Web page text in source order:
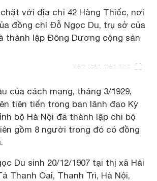
với địa chỉ 42 Hàng Thiếc, nơi
đồng chí Đỗ Ngọc Du, trụ sở của
thành lập Đông Dương cộng sản
Xem toàn màn hình
của cách mạng, tháng 3/1929,
tiên tiến trong ban lãnh đạo Kỳ
bộ Hà Nội đã thành lập chi bộ
gồm 8 người trong đó có đồng
Du sinh 20/12/1907 tại thị xã Hải
Thanh Oai, Thanh Trì, Hà Nội,